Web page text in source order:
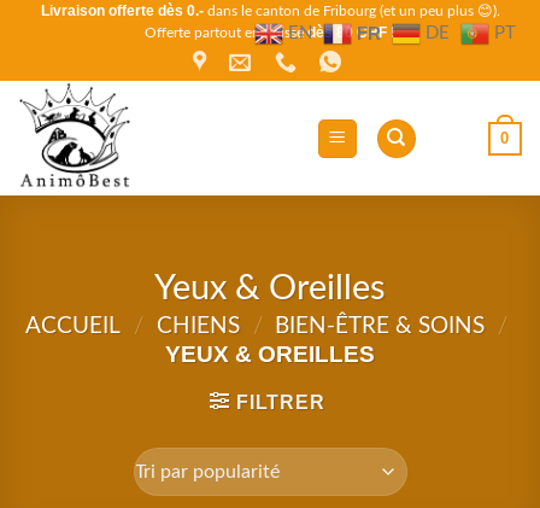
PasserLivraison offerte dès 0.-dans le canton de Fribourg (et un peu plus 😊).
Offerte partout en Suissedès 80 CHF !
0
Yeux & Oreilles
ACCUEIL / CHIENS / BIEN-ÊTRE & SOINS /
YEUX & OREILLES
FILTRER
EN FR DE PT